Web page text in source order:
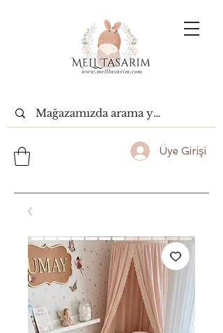
Üye Girişi